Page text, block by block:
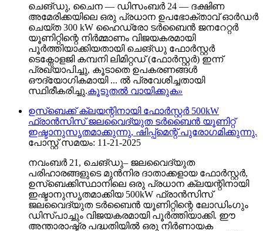
ചെങ്ഡു, ചൈന — ഡിസംബർ 24 — ദക്ഷിണ
അമേരിക്കയിലെ ഒരു പ്രധാന ഉപഭോക്താവ് ഓർഡർ
ചെയ്ത 300 kW ഹൈഡ്രോ ടർബൈൻ ജനറേറ്റർ
യൂണിറ്റിന്റെ നിർമ്മാണം വിജയകരമായി
പൂർത്തിയാക്കിയതായി ചെങ്ഡു ഫോർസ്റ്റർ
ടെക്നോളജി കമ്പനി ലിമിറ്റഡ് (ഫോർസ്റ്റർ) ഇന്ന്
പ്രഖ്യാപിച്ചു, കൂടാതെ ഉപകരണങ്ങൾ
ഔദ്യോഗികമായി ... ൽ പ്രവേശിച്ചതായി
സ്ഥിരീകരിച്ചു.കൂടുതൽ വായിക്കുക»
ഉസ്ബെക്ക് ക്ലയന്റിനായി ഫോർസ്റ്റർ 500kW
ഫ്രാൻസിസ് ജലവൈദ്യുത ടർബൈൻ യൂണിറ്റ്
ഇഷ്ടാനുസൃതമാക്കുന്നു, ഷിപ്പ്‌മെന്റ് പുരോഗമിക്കുന്നു.
പോസ്റ്റ് സമയം: 11-21-2025
നവംബർ 21, ചെങ്ഡു– ജലവൈദ്യുത
പരിഹാരങ്ങളുടെ മുൻനിര ദാതാക്കളായ ഫോർസ്റ്റർ,
ഉസ്ബെക്കിസ്ഥാനിലെ ഒരു പ്രധാന ക്ലയന്റിനായി
ഇഷ്ടാനുസൃതമാക്കിയ 500kW ഫ്രാൻസിസ്
ജലവൈദ്യുത ടർബൈൻ യൂണിറ്റിന്റെ ലോഡിംഗും
ഡിസ്പാച്ചും വിജയകരമായി പൂർത്തിയാക്കി. ഈ
അന്താരാഷ്ട്ര പദ്ധതിയിൽ ഒരു നിർണായക